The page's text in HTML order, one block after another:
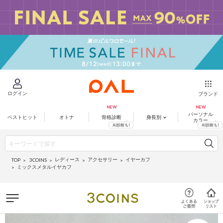
ログイン ブランド
ベストヒット オトナ 骨格診断 身長別
パーソナル
カラー
TOP 3COINS レディース アクセサリー
イヤーカフ
ミックスメタルイヤカフ